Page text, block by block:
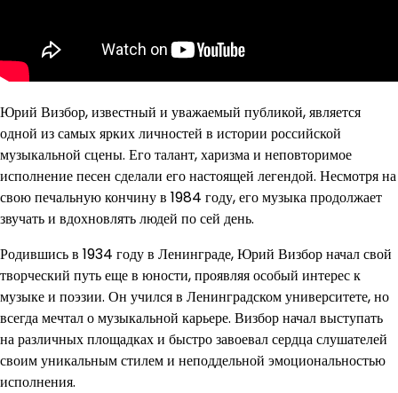
Юрий Визбор, известный и уважаемый публикой, является
одной из самых ярких личностей в истории российской
музыкальной сцены. Его талант, харизма и неповторимое
исполнение песен сделали его настоящей легендой. Несмотря на
свою печальную кончину в 1984 году, его музыка продолжает
звучать и вдохновлять людей по сей день.
Родившись в 1934 году в Ленинграде, Юрий Визбор начал свой
творческий путь еще в юности, проявляя особый интерес к
музыке и поэзии. Он учился в Ленинградском университете, но
всегда мечтал о музыкальной карьере. Визбор начал выступать
на различных площадках и быстро завоевал сердца слушателей
своим уникальным стилем и неподдельной эмоциональностью
исполнения.